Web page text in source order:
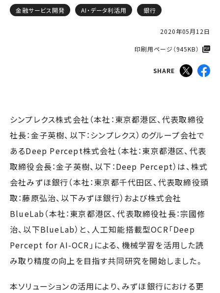
金融サービス開発 AI・データ利活用 銀行
2020年05月12日
印刷用ページ（945KB）​
SHARE
シンプレクス株式会社（本社：東京都港区、代表取締役
社長：金子英樹、以下：シンプレクス）のグループ会社で
あるDeep Percept株式会社（本社：東京都港区、代表
取締役会長：金子英樹、以下：Deep Percept）は、株式
会社みずほ銀行（本社：東京都千代田区、代表取締役頭
取：藤原弘治、以下みずほ銀行）および株式会社
BlueLab（本社：東京都港区、代表取締役社長：宗國修
治、以下BlueLab）と、人工知能搭載型OCR「Deep
Percept for AI-OCR」による、機械学習を活用した読
み取り精度の向上を目指す共同研究を開始しました。
本ソリューションの活用により、みずほ銀行における更